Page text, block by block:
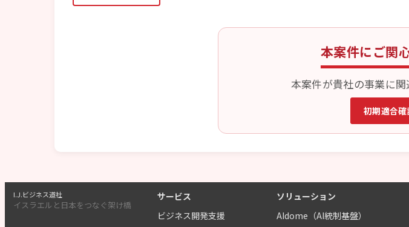
本案件にご関
本案件が貴社の事業に関
初期適合
I.J.ビジネス道社
イスラエルと日本をつなぐ架け橋
サービス
ビジネス開発支援
ソリューション
AIdome（AI統制基盤）